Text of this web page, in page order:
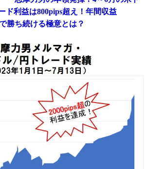
ド利益は800pips超え！年間収益
勝ち続ける極意とは？